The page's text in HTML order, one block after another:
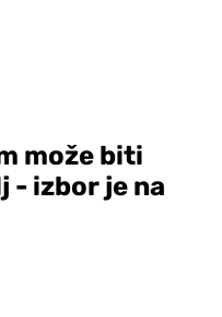
može biti
izbor je na